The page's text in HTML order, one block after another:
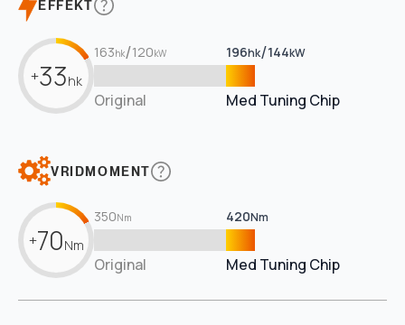
EFFEKT
+33hk
163hk/120kW 196hk/144kW
Original Med Tuning Chip
VRIDMOMENT
+70Nm
350Nm 420Nm
Original Med Tuning Chip